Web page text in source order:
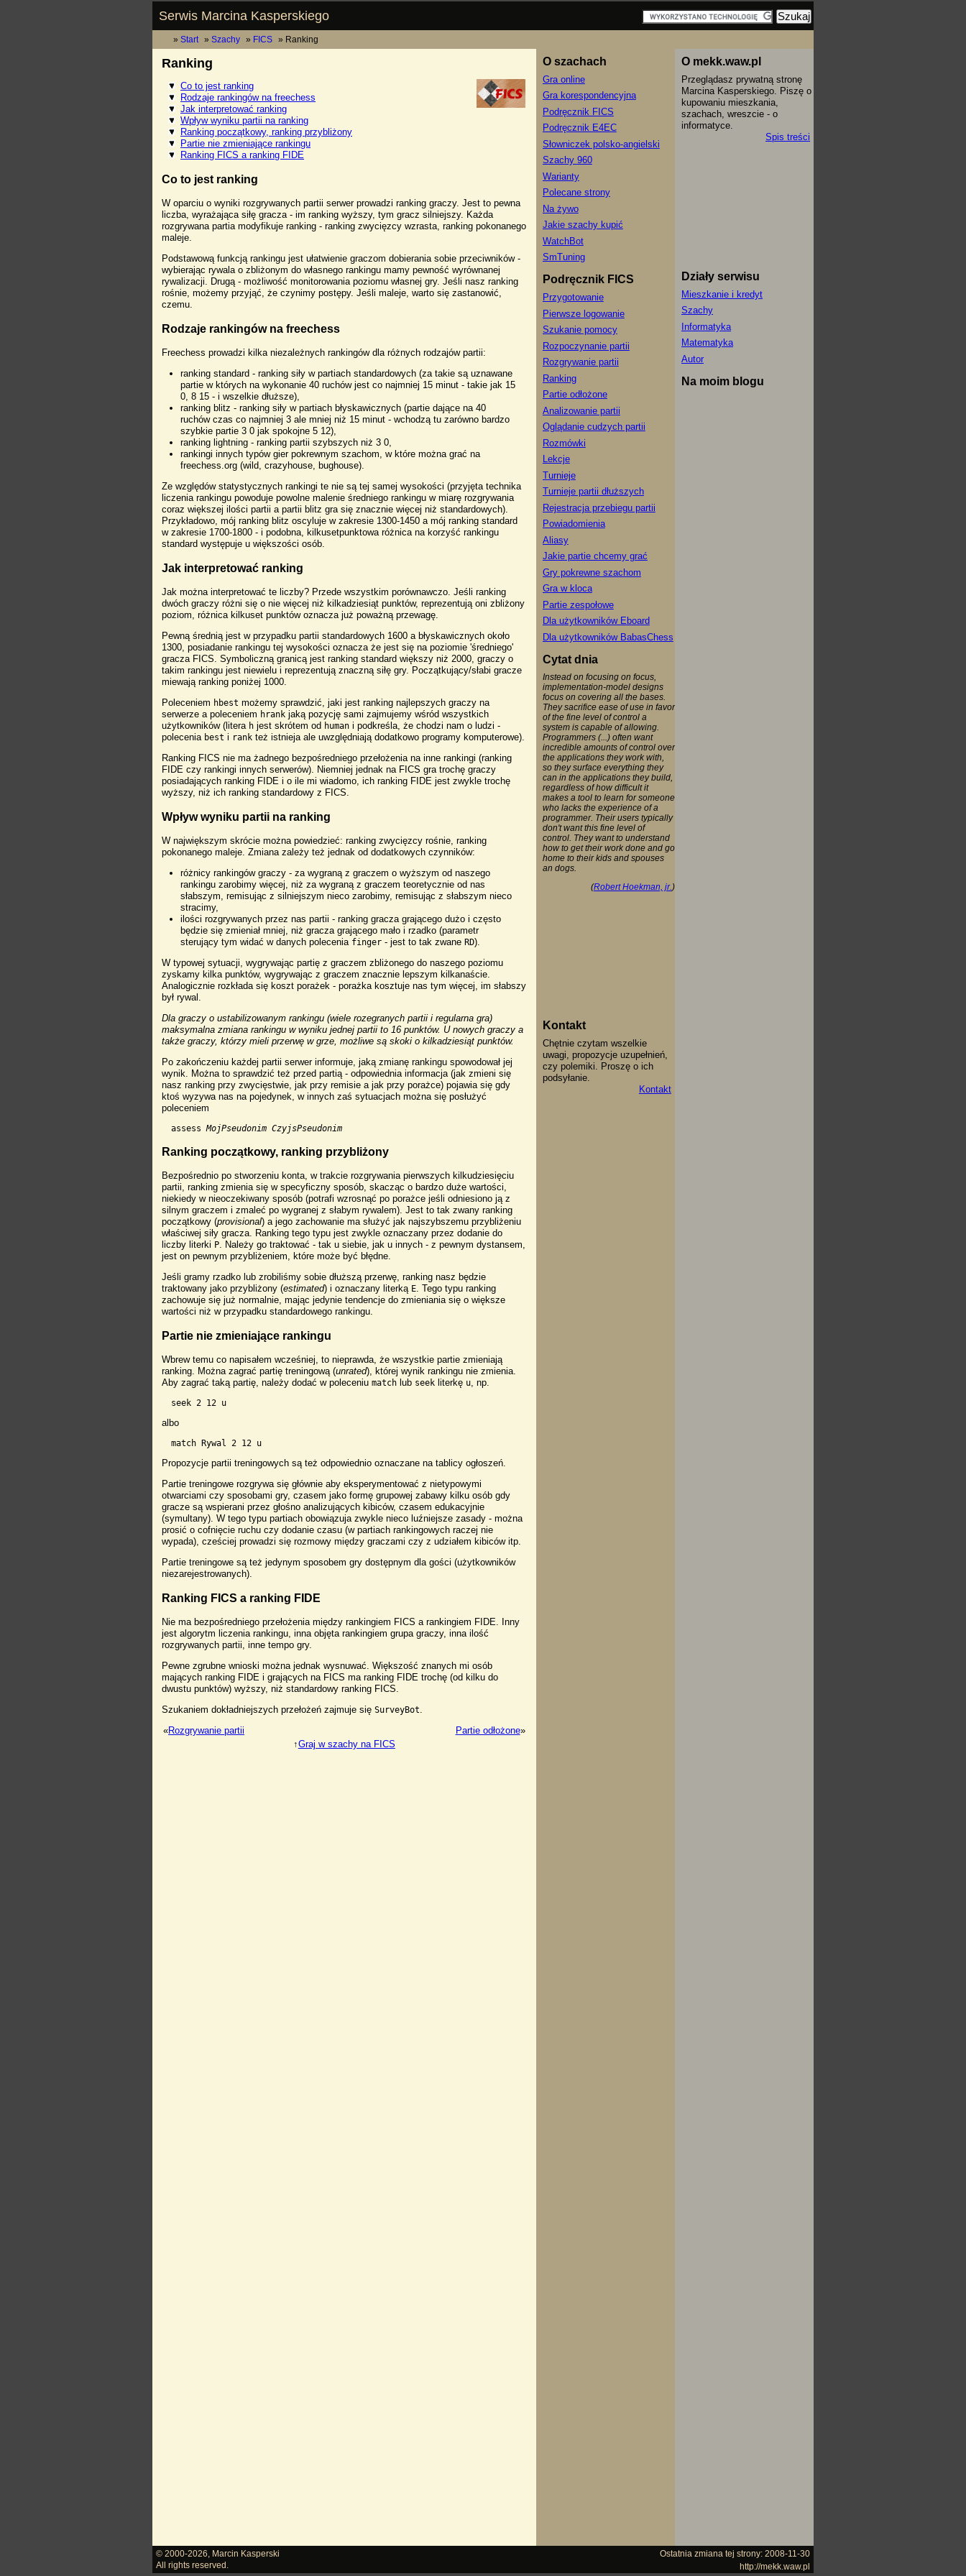
Serwis Marcina Kasperskiego
Start Szachy FICS Ranking
Ranking
Co to jest ranking
Rodzaje rankingów na freechess
Jak interpretować ranking
Wpływ wyniku partii na ranking
Ranking początkowy, ranking przybliżony
Partie nie zmieniające rankingu
Ranking FICS a ranking FIDE
Co to jest ranking
W oparciu o wyniki rozgrywanych partii serwer prowadzi ranking graczy. Jest to pewna
liczba, wyrażająca siłę gracza - im ranking wyższy, tym gracz silniejszy. Każda
rozgrywana partia modyfikuje ranking - ranking zwycięzcy wzrasta, ranking pokonanego
maleje.
Podstawową funkcją rankingu jest ułatwienie graczom dobierania sobie przeciwników -
wybierając rywala o zbliżonym do własnego rankingu mamy pewność wyrównanej
rywalizacji. Drugą - możliwość monitorowania poziomu własnej gry. Jeśli nasz ranking
rośnie, możemy przyjąć, że czynimy postępy. Jeśli maleje, warto się zastanowić,
czemu.
Rodzaje rankingów na freechess
Freechess prowadzi kilka niezależnych rankingów dla różnych rodzajów partii:
ranking standard - ranking siły w partiach standardowych (za takie są uznawane
partie w których na wykonanie 40 ruchów jest co najmniej 15 minut - takie jak 15
0, 8 15 - i wszelkie dłuższe),
ranking blitz - ranking siły w partiach błyskawicznych (partie dające na 40
ruchów czas co najmniej 3 ale mniej niż 15 minut - wchodzą tu zarówno bardzo
szybkie partie 3 0 jak spokojne 5 12),
ranking lightning - ranking partii szybszych niż 3 0,
rankingi innych typów gier pokrewnym szachom, w które można grać na
freechess.org (wild, crazyhouse, bughouse).
Ze względów statystycznych rankingi te nie są tej samej wysokości (przyjęta technika
liczenia rankingu powoduje powolne malenie średniego rankingu w miarę rozgrywania
coraz większej ilości partii a partii blitz gra się znacznie więcej niż standardowych).
Przykładowo, mój ranking blitz oscyluje w zakresie 1300-1450 a mój ranking standard
w zakresie 1700-1800 - i podobna, kilkusetpunktowa różnica na korzyść rankingu
standard występuje u większości osób.
Jak interpretować ranking
Jak można interpretować te liczby? Przede wszystkim porównawczo. Jeśli ranking
dwóch graczy różni się o nie więcej niż kilkadziesiąt punktów, reprezentują oni zbliżony
poziom, różnica kilkuset punktów oznacza już poważną przewagę.
Pewną średnią jest w przypadku partii standardowych 1600 a błyskawicznych około
1300, posiadanie rankingu tej wysokości oznacza że jest się na poziomie 'średniego'
gracza FICS. Symboliczną granicą jest ranking standard większy niż 2000, graczy o
takim rankingu jest niewielu i reprezentują znaczną siłę gry. Początkujący/słabi gracze
miewają ranking poniżej 1000.
Poleceniem hbest możemy sprawdzić, jaki jest ranking najlepszych graczy na
serwerze a poleceniem hrank jaką pozycję sami zajmujemy wśród wszystkich
użytkowników (litera h jest skrótem od human i podkreśla, że chodzi nam o ludzi -
polecenia best i rank też istnieja ale uwzględniają dodatkowo programy komputerowe).
Ranking FICS nie ma żadnego bezpośredniego przełożenia na inne rankingi (ranking
FIDE czy rankingi innych serwerów). Niemniej jednak na FICS gra trochę graczy
posiadających ranking FIDE i o ile mi wiadomo, ich ranking FIDE jest zwykle trochę
wyższy, niż ich ranking standardowy z FICS.
Wpływ wyniku partii na ranking
W największym skrócie można powiedzieć: ranking zwycięzcy rośnie, ranking
pokonanego maleje. Zmiana zależy też jednak od dodatkowych czynników:
różnicy rankingów graczy - za wygraną z graczem o wyższym od naszego
rankingu zarobimy więcej, niż za wygraną z graczem teoretycznie od nas
słabszym, remisując z silniejszym nieco zarobimy, remisując z słabszym nieco
stracimy,
ilości rozgrywanych przez nas partii - ranking gracza grającego dużo i często
będzie się zmieniał mniej, niż gracza grającego mało i rzadko (parametr
sterujący tym widać w danych polecenia finger - jest to tak zwaneRD).
W typowej sytuacji, wygrywając partię z graczem zbliżonego do naszego poziomu
zyskamy kilka punktów, wygrywając z graczem znacznie lepszym kilkanaście.
Analogicznie rozkłada się koszt porażek - porażka kosztuje nas tym więcej, im słabszy
był rywal.
Dla graczy o ustabilizowanym rankingu (wiele rozegranych partii i regularna gra)
maksymalna zmiana rankingu w wyniku jednej partii to 16 punktów. U nowych graczy a
także graczy, którzy mieli przerwę w grze, możliwe są skoki o kilkadziesiąt punktów.
Po zakończeniu każdej partii serwer informuje, jaką zmianę rankingu spowodował jej
wynik. Można to sprawdzić też przed partią - odpowiednia informacja (jak zmieni się
nasz ranking przy zwycięstwie, jak przy remisie a jak przy porażce) pojawia się gdy
ktoś wyzywa nas na pojedynek, w innych zaś sytuacjach można się posłużyć
poleceniem
assess MojPseudonim CzyjsPseudonim
Ranking początkowy, ranking przybliżony
Bezpośrednio po stworzeniu konta, w trakcie rozgrywania pierwszych kilkudziesięciu
partii, ranking zmienia się w specyficzny sposób, skacząc o bardzo duże wartości,
niekiedy w nieoczekiwany sposób (potrafi wzrosnąć po porażce jeśli odniesiono ją z
silnym graczem i zmaleć po wygranej z słabym rywalem). Jest to tak zwany ranking
początkowy (provisional) a jego zachowanie ma służyć jak najszybszemu przybliżeniu
właściwej siły gracza. Ranking tego typu jest zwykle oznaczany przez dodanie do
liczby literki P . Należy go traktować - tak u siebie, jak u innych - z pewnym dystansem,
jest on pewnym przybliżeniem, które może być błędne.
Jeśli gramy rzadko lub zrobiliśmy sobie dłuższą przerwę, ranking nasz będzie
traktowany jako przybliżony (estimated) i oznaczany literką E . Tego typu ranking
zachowuje się już normalnie, mając jedynie tendencje do zmieniania się o większe
wartości niż w przypadku standardowego rankingu.
Partie nie zmieniające rankingu
Wbrew temu co napisałem wcześniej, to nieprawda, że wszystkie partie zmieniają
ranking. Można zagrać partię treningową (unrated), której wynik rankingu nie zmienia.
Aby zagrać taką partię, należy dodać w poleceniumatch lub seek literkę u , np.
seek 2 12 u
albo
match Rywal 2 12 u
Propozycje partii treningowych są też odpowiednio oznaczane na tablicy ogłoszeń.
Partie treningowe rozgrywa się głównie aby eksperymentować z nietypowymi
otwarciami czy sposobami gry, czasem jako formę grupowej zabawy kilku osób gdy
gracze są wspierani przez głośno analizujących kibiców, czasem edukacyjnie
(symultany). W tego typu partiach obowiązuja zwykle nieco luźniejsze zasady - można
prosić o cofnięcie ruchu czy dodanie czasu (w partiach rankingowych raczej nie
wypada), cześciej prowadzi się rozmowy między graczami czy z udziałem kibiców itp.
Partie treningowe są też jedynym sposobem gry dostępnym dla gości (użytkowników
niezarejestrowanych).
Ranking FICS a ranking FIDE
Nie ma bezpośredniego przełożenia między rankingiem FICS a rankingiem FIDE. Inny
jest algorytm liczenia rankingu, inna objęta rankingiem grupa graczy, inna ilość
rozgrywanych partii, inne tempo gry.
Pewne zgrubne wnioski można jednak wysnuwać. Większość znanych mi osób
mających ranking FIDE i grających na FICS ma ranking FIDE trochę (od kilku do
dwustu punktów) wyższy, niż standardowy ranking FICS.
Szukaniem dokładniejszych przełożeń zajmuje sięSurveyBot
«Rozgrywanie partii Partie odłożone»
↑Graj w szachy na FICS
O szachach
Gra online
Gra korespondencyjna
Podręcznik FICS
Podręcznik E4EC
Słowniczek polsko-angielski
Szachy 960
Warianty
Polecane strony
Na żywo
Jakie szachy kupić
WatchBot
SmTuning
Podręcznik FICS
Przygotowanie
Pierwsze logowanie
Szukanie pomocy
Rozpoczynanie partii
Rozgrywanie partii
Ranking
Partie odłożone
Analizowanie partii
Oglądanie cudzych partii
Rozmówki
Lekcje
Turnieje
Turnieje partii dłuższych
Rejestracja przebiegu partii
Powiadomienia
Aliasy
Jakie partie chcemy grać
Gry pokrewne szachom
Gra w kloca
Partie zespołowe
Dla użytkowników Eboard
Dla użytkowników BabasChess
Cytat dnia
Instead on focusing on focus,
implementation-model designs
focus on covering all the bases.
They sacrifice ease of use in favor
of the fine level of control a
system is capable of allowing.
Programmers (...) often want
incredible amounts of control over
the applications they work with,
so they surface everything they
can in the applications they build,
regardless of how difficult it
makes a tool to learn for someone
who lacks the experience of a
programmer. Their users typically
don't want this fine level of
control. They want to understand
how to get their work done and go
home to their kids and spouses
an dogs.
(Robert Hoekman, jr. )
Kontakt
Chętnie czytam wszelkie
uwagi, propozycje uzupełnień,
czy polemiki. Proszę o ich
podsyłanie.
Kontakt
O mekk.waw.pl
Przeglądasz prywatną stronę
Marcina Kasperskiego. Piszę o
kupowaniu mieszkania,
szachach, wreszcie - o
informatyce.
Spis treści
Działy serwisu
Mieszkanie i kredyt
Szachy
Informatyka
Matematyka
Autor
Na moim blogu
Ostatnia zmiana tej strony: 2008-11-30
© 2000-2026
Marcin Kasperski
http://mekk.waw.pl
All rights reserved.